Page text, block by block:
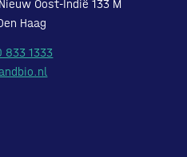
Oost-Indië 133 M
Haag
833 1333